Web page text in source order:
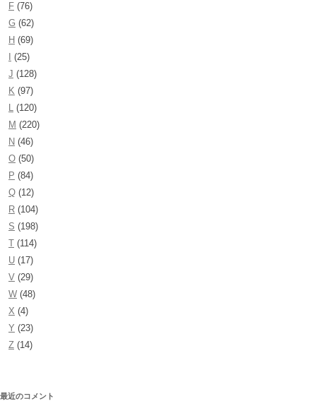
F (76)
G (62)
H (69)
(25)
J (128)
K (97)
L (120)
M (220)
N (46)
O (50)
P (84)
Q (12)
R (104)
S (198)
T (114)
U (17)
V (29)
W (48)
X (4)
Y (23)
Z (14)
最近のコメント